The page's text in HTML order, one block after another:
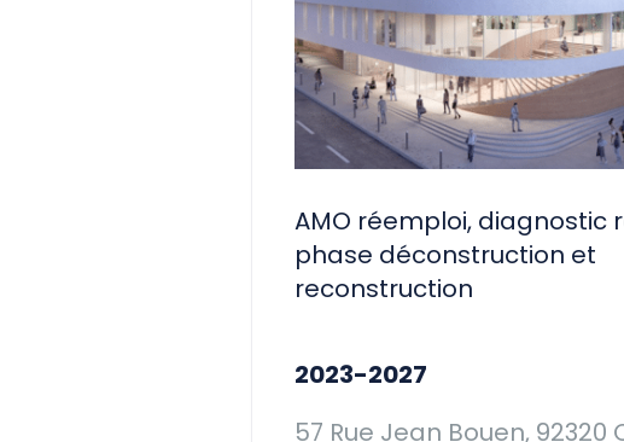
AMO réemploi, diagnostic
phase déconstruction et
reconstruction
2023-2027
57 Rue Jean Bouen, 92320